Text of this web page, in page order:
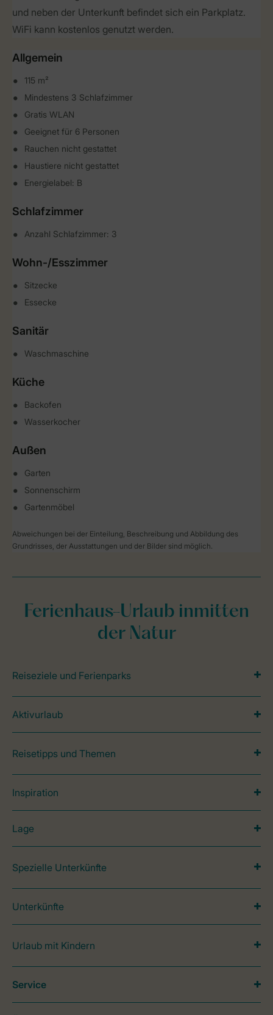
und neben der Unterkunft befindet sich ein Parkplatz.
WiFi kann kostenlos genutzt werden.
Allgemein
115 m²
Mindestens 3 Schlafzimmer
Gratis WLAN
Geeignet für 6 Personen
Rauchen nicht gestattet
Haustiere nicht gestattet
Energielabel: B
Schlafzimmer
Anzahl Schlafzimmer: 3
Wohn-/Esszimmer
Sitzecke
Essecke
Sanitär
Waschmaschine
Küche
Backofen
Wasserkocher
Außen
Garten
Sonnenschirm
Gartenmöbel
Abweichungen bei der Einteilung, Beschreibung und Abbildung des
Grundrisses, der Ausstattungen und der Bilder sind möglich.
Ferienhaus-Urlaub inmitten
der Natur
Reiseziele und Ferienparks
Aktivurlaub
Reisetipps und Themen
Inspiration
Lage
Spezielle Unterkünfte
Unterkünfte
Urlaub mit Kindern
Service